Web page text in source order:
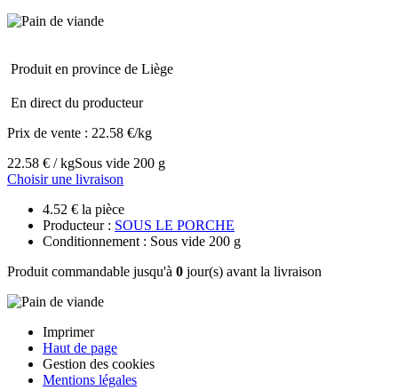
Produit en province de Liège
En direct du producteur
Prix de vente : 22.58 €/kg
22.58 € / kgSous vide 200 g
Choisir une livraison
4.52 € la pièce
Producteur : SOUS LE PORCHE
Conditionnement : Sous vide 200 g
Produit commandable jusqu'à 0 jour(s) avant la livraison
Imprimer
Haut de page
Gestion des cookies
Mentions légales